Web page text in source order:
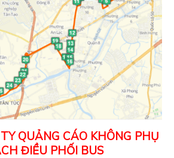
QUẢNG CÁO KHÔNG PHỤ
ĐIỀU PHỐI BUS